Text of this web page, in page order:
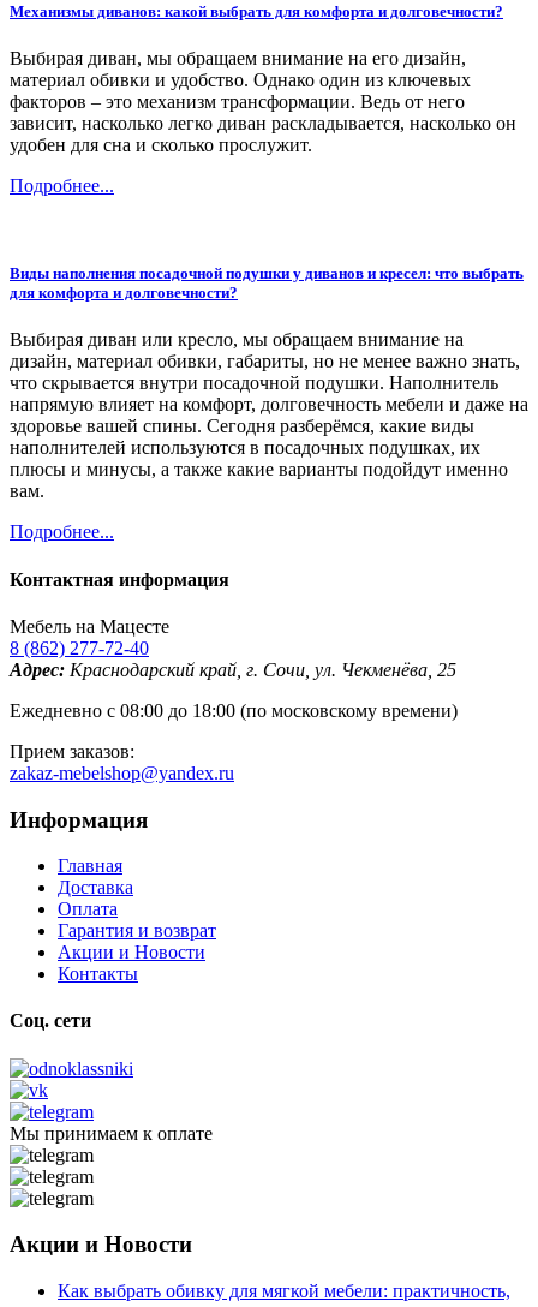
Механизмы диванов: какой выбрать для комфорта и долговечности?
Выбирая диван, мы обращаем внимание на его дизайн,
материал обивки и удобство. Однако один из ключевых
факторов – это механизм трансформации. Ведь от него
зависит, насколько легко диван раскладывается, насколько он
удобен для сна и сколько прослужит.
Подробнее...
Виды наполнения посадочной подушки у диванов и кресел: что выбрать
для комфорта и долговечности?
Выбирая диван или кресло, мы обращаем внимание на
дизайн, материал обивки, габариты, но не менее важно знать,
что скрывается внутри посадочной подушки. Наполнитель
напрямую влияет на комфорт, долговечность мебели и даже на
здоровье вашей спины. Сегодня разберёмся, какие виды
наполнителей используются в посадочных подушках, их
плюсы и минусы, а также какие варианты подойдут именно
вам.
Подробнее...
Контактная информация
Мебель на Мацесте
8 (862) 277-72-40
Адрес: Краснодарский край, г. Сочи, ул. Чекменёва, 25
Ежедневно с 08:00 до 18:00 (по московскому времени)
Прием заказов:
zakaz-mebelshop@yandex.ru
Информация
Главная
Доставка
Оплата
Гарантия и возврат
Акции и Новости
Контакты
Соц. сети
Мы принимаем к оплате
Акции и Новости
Как выбрать обивку для мягкой мебели: практичность,